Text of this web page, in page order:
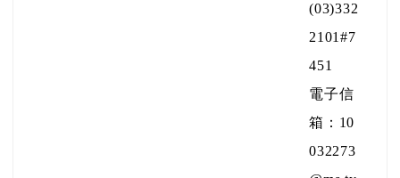
(03)332
2101#7
451
電子信
箱：10
032273